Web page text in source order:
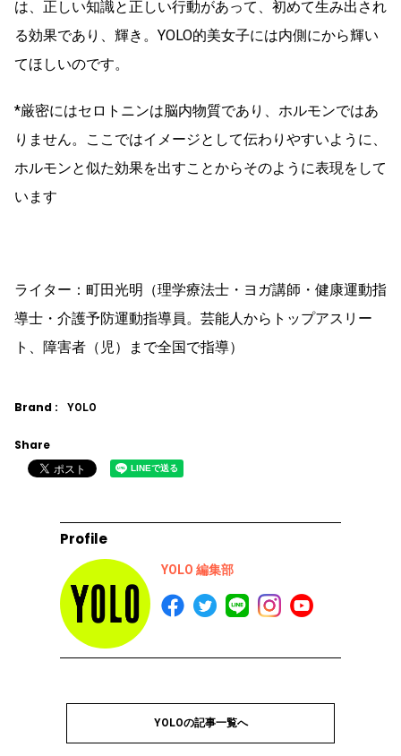
は、正しい知識と正しい行動があって、初めて生み出され
る効果であり、輝き。YOLO的美女子には内側にから輝い
てほしいのです。
*厳密にはセロトニンは脳内物質であり、ホルモンではあ
りません。ここではイメージとして伝わりやすいように、
ホルモンと似た効果を出すことからそのように表現をして
います
ライター：町田光明（理学療法士・ヨガ講師・健康運動指
導士・介護予防運動指導員。芸能人からトップアスリー
ト、障害者（児）まで全国で指導）
Brand : YOLO
Share
Profile
YOLO 編集部
YOLOの記事一覧へ